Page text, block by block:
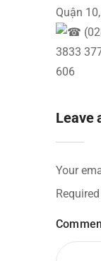
Quận
3833
606
Leave
Your